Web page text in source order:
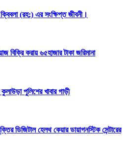
(রহ:) এর সংক্ষিপ্ত জীবনী।
বিক্রি করায় ৬৫হাজার টাকা জরিমানা
পুলিশের খাবার গাড়ী
ডিজিটাল হেলথ কেয়ার ডায়াগনস্টিক সেন্টারের